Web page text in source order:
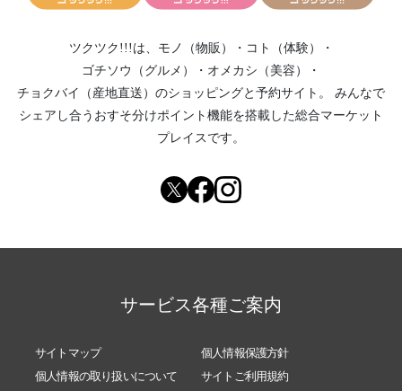
ツクツク!!!は、 モノ（物販） ・ コト（体験）
・
ゴチソウ（グルメ）
・ オメカシ（美容）
・
チョクバイ（産地直送） のショッピングと予約サイト。
みんなで
シェアし合う おすそ分けポイント機能を搭載した総合マーケット
プレイスです。
サービス各種ご案内
サイトマップ
個人情報保護方針
個人情報の取り扱いについて
サイトご利用規約